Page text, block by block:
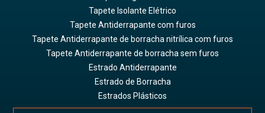
Tapete Isolante Elétrico
Tapete Antiderrapante com furos
Tapete Antiderrapante de borracha nitrílica com furos
Tapete Antiderrapante de borracha sem furos
Estrado Antiderrapante
Estrado de Borracha
Estrados Plásticos